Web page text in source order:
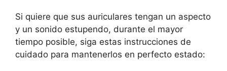
Si quiere que sus auriculares tengan un aspecto
y un sonido estupendo, durante el mayor
tiempo posible, siga estas instrucciones de
cuidado para mantenerlos en perfecto estado: